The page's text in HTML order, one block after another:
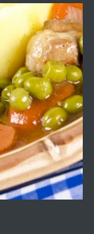
преди 1 година
преди 2 години
по